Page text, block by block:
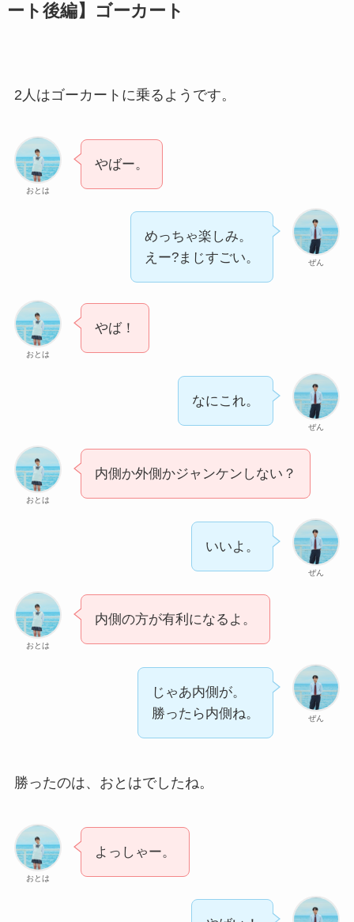
ート後編】ゴーカート
2人はゴーカートに乗るようです。
おとは
やばー。
ぜん
めっちゃ楽しみ。
えー?まじすごい。
おとは
やば！
ぜん
なにこれ。
おとは
内側か外側かジャンケンしない？
ぜん
いいよ。
おとは
内側の方が有利になるよ。
ぜん
じゃあ内側が。
勝ったら内側ね。
勝ったのは、おとはでしたね。
おとは
よっしゃー。